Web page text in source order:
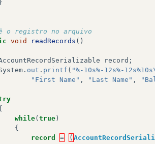
}
registro no arquivo
void readRecords ()
record ;
. out . printf ( "%-10s%-12s%-
"First Name" , "Last Name" ,
while( true )
{
record
= (